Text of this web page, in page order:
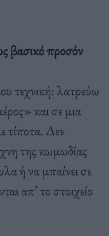
βασικό προσόν
τεχνική: λατρεύω
και σε μια
τίποτα. Δεν
της κωμωδίας
ή να μπαίνει σε
απ’ το στοιχείο